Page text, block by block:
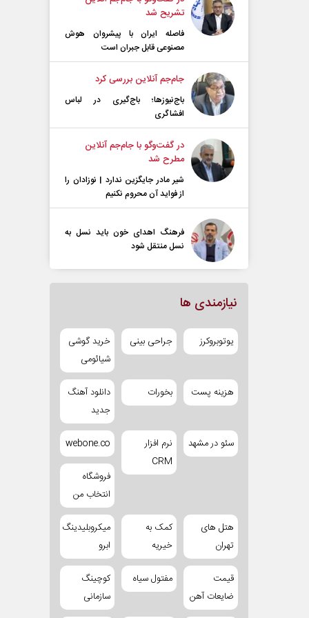
تشریح شد
فاصله ایران با پیشرو‌ان هوش
مصنوعی قابل جبران است
جام‌جم آنلاین بررسی کرد
باج‌نیوزها؛ باج‌گیری در لباس
افشاگری
در گفت‌و‌گو با جام‌جم آنلاین
مطرح شد
شیر مادر جایگزین ندارد | نوزادان را
از فواید آن محروم نکنیم
فرهنگ اهدای خون باید نسل به
نسل منتقل شود
نیازمندی ها
یوتوبروکرز جراحی بینی
خرید گوشی
شیائومی
هزینه پست بخورات
دانلود آهنگ
جدید
سئو در مشهد
نرم افزار
CRM
webone.co
فروشگاه
انتخاب من
هتل های
تهران
کمک به
خیریه
میکروبلیدینگ
ابرو
قیمت
ضایعات آهن
مفتول سیاه
کوچینگ
سازمانی